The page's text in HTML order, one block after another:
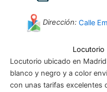
Dirección: Calle
Locutorio
Locutorio ubicado en
blanco y negro y a color
con unas tarifas excelentes